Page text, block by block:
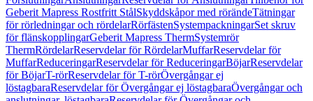
Geberit Mapress Rostfritt StålSkyddskåpor med rörändeTätningar
för rörledningar och rördelarRörfästenSystempackningarSet skruv
för flänskopplingarGeberit Mapress ThermSystemrör
ThermRördelarReservdelar för RördelarMuffarReservdelar för
MuffarReduceringarReservdelar för ReduceringarBöjarReservdelar
för BöjarT-rörReservdelar för T-rörÖvergångar ej
löstagbaraReservdelar för Övergångar ej löstagbaraÖvergångar och